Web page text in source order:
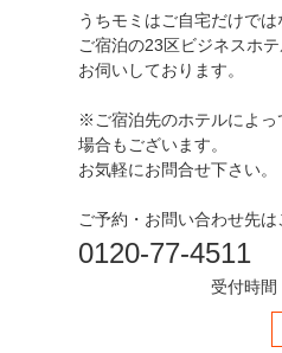
うちモミはご自宅だけでは
ご宿泊の23区ビジネスホ
お伺いしております。
※ご宿泊先のホテルによっ
場合もございます。
お気軽にお問合せ下さい。
ご予約・お問い合わせ先は
0120-77-4511
受付時間 19：